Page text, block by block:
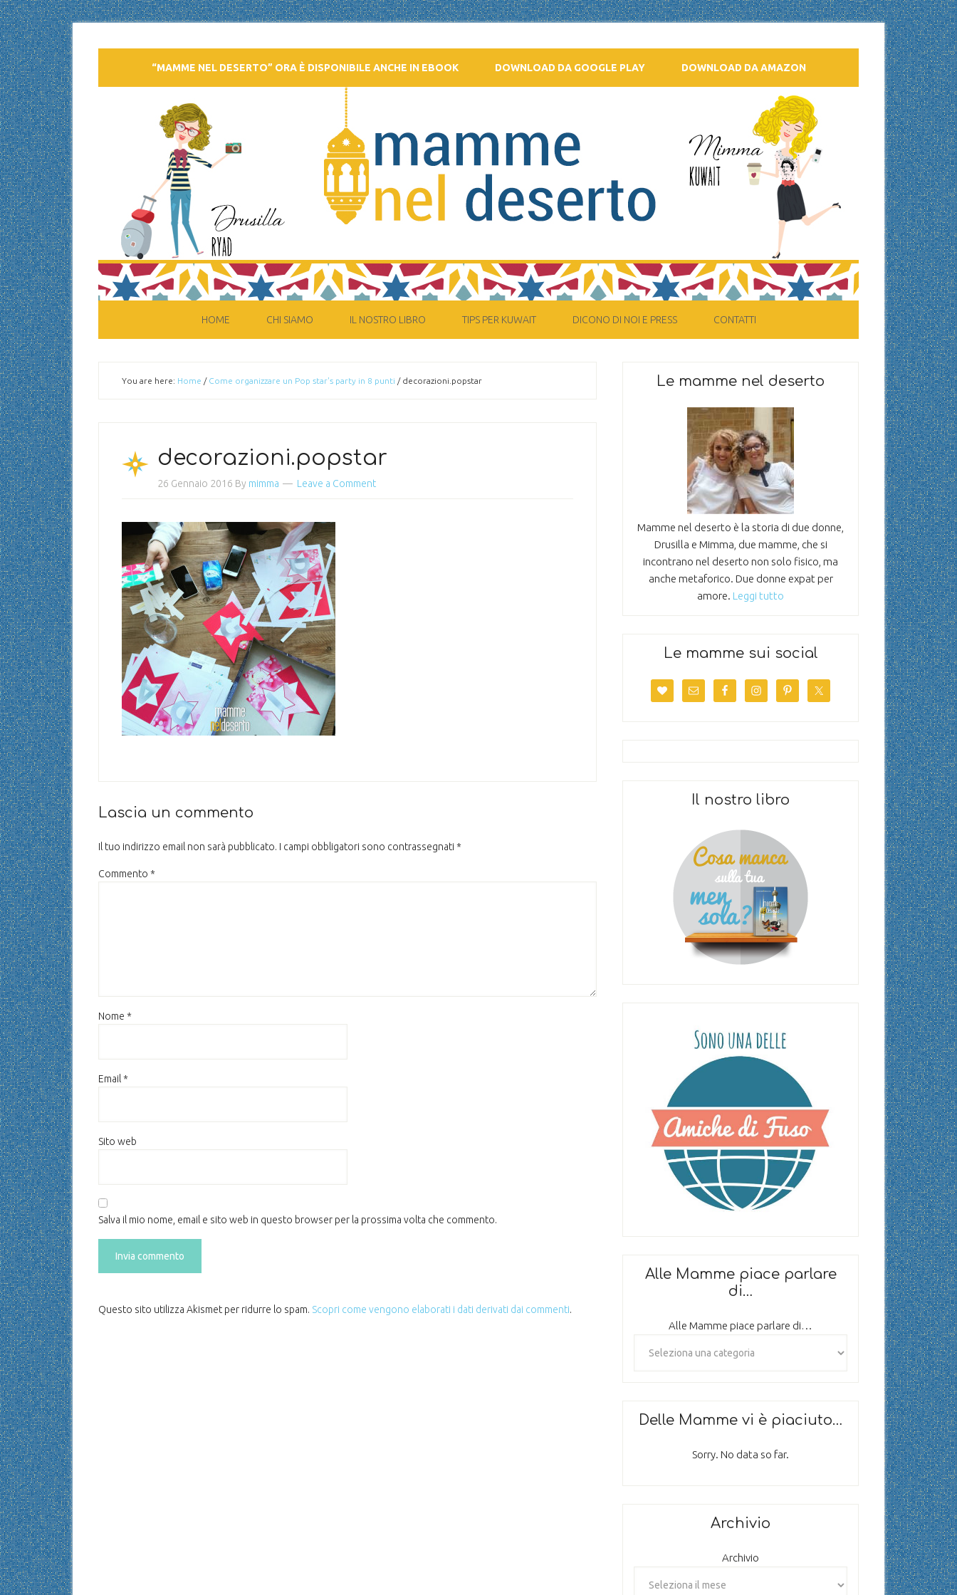
“MAMME NEL DESERTO” ORA È DISPONIBILE ANCHE IN EBOOK DOWNLOAD DA GOOGLE PLAY DOWNLOAD DA AMAZON
HOME CHI SIAMO IL NOSTRO LIBRO TIPS PER KUWAIT DICONO DI NOI E PRESS CONTATTI
You are here: Home / Come organizzare un Pop star's party in 8 punti /decorazioni.popstar
decorazioni.popstar
26 Gennaio 2016 By mimma Leave a Comment
Lascia un commento
Il tuo indirizzo email non sarà pubblicato. I campi obbligatori sono contrassegnati *
Commento *
Nome *
Email *
Sito web
Salva il mio nome, email e sito web in questo browser per la prossima volta che commento.
Questo sito utilizza Akismet per ridurre lo spam. Scopri come vengono elaborati i dati derivati dai commenti.
Le mamme nel deserto
Mamme nel deserto è la storia di due donne,
Drusilla e Mimma, due mamme, che si
incontrano nel deserto non solo fisico, ma
anche metaforico. Due donne expat per
amore. Leggi tutto
Le mamme sui social
Il nostro libro
Alle Mamme piace parlare
di…
Alle Mamme piace parlare di…
Delle Mamme vi è piaciuto…
Sorry. No data so far.
Archivio
Archivio